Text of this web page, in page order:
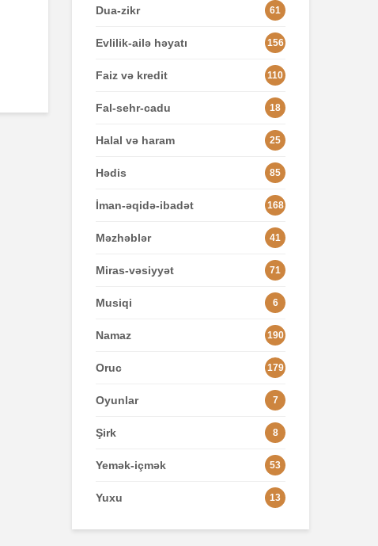
Dua-zikr 61
Evlilik-ailə həyatı 156
Faiz və kredit 110
Fal-sehr-cadu 18
Halal və haram 25
Hədis 85
İman-əqidə-ibadət 168
Məzhəblər 41
Miras-vəsiyyət 71
Musiqi 6
Namaz 190
Oruc 179
Oyunlar 7
Şirk 8
Yemək-içmək 53
Yuxu 13